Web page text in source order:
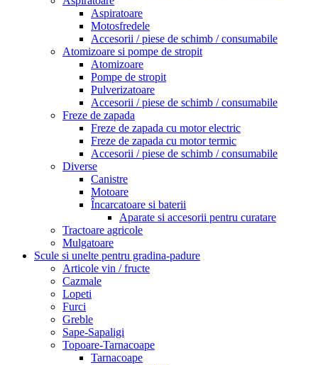
Aspiratoare
Motosfredele
Accesorii / piese de schimb / consumabile
Atomizoare si pompe de stropit
Atomizoare
Pompe de stropit
Pulverizatoare
Accesorii / piese de schimb / consumabile
Freze de zapada
Freze de zapada cu motor electric
Freze de zapada cu motor termic
Accesorii / piese de schimb / consumabile
Diverse
Canistre
Motoare
Încarcatoare si baterii
Aparate si accesorii pentru curatare
Tractoare agricole
Mulgatoare
Scule si unelte pentru gradina-padure
Articole vin / fructe
Cazmale
Lopeti
Furci
Greble
Sape-Sapaligi
Topoare-Tarnacoape
Tarnacoape